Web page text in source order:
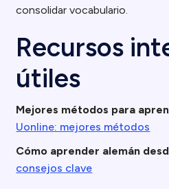
consolidar vocabulario.
Recursos
útiles
Mejores métodos para
Uonline: mejores métodos
Cómo aprender alemán
consejos clave